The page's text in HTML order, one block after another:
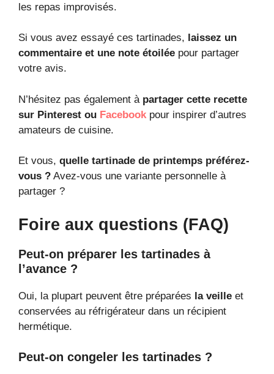
les repas improvisés.
Si vous avez essayé ces tartinades, laissez un
commentaire et une note étoilée pour partager
votre avis.
N’hésitez pas également à partager cette recette
sur Pinterest ou Facebook pour inspirer d’autres
amateurs de cuisine.
Et vous, quelle tartinade de printemps préférez-
vous ? Avez-vous une variante personnelle à
partager ?
Foire aux questions (FAQ)
Peut-on préparer les tartinades à
l’avance ?
Oui, la plupart peuvent être préparées la veille et
conservées au réfrigérateur dans un récipient
hermétique.
Peut-on congeler les tartinades ?